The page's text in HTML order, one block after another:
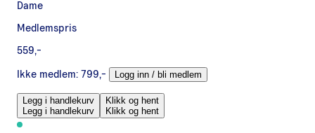
Dame
Medlemspris
559,-
Ikke medlem: 799,- Logg inn / bli medlem
Legg i handlekurv
Legg i handlekurv
Klikk og hent
Klikk og hent